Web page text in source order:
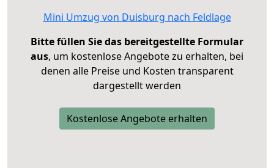
Mini Umzug von Duisburg nach Feldlage
Bitte füllen Sie das bereitgestellte Formular
aus, um kostenlose Angebote zu erhalten, bei
denen alle Preise und Kosten transparent
dargestellt werden
Kostenlose Angebote erhalten